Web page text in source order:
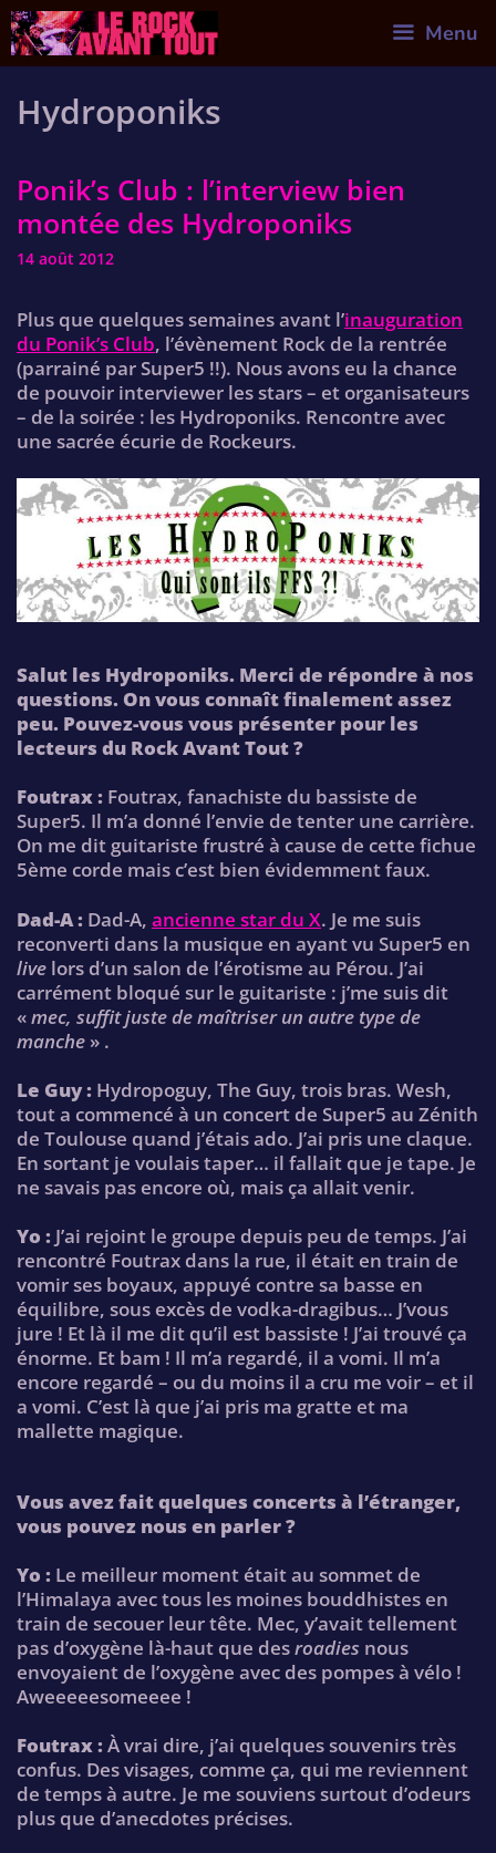
Skip
to
content
Menu
Hydroponiks
Ponik’s Club : l’interview bien
montée des Hydroponiks
14 août 2012
Plus que quelques semaines avant l’inauguration
du Ponik’s Club, l’évènement Rock de la rentrée
(parrainé par Super5 !!). Nous avons eu la chance
de pouvoir interviewer les stars – et organisateurs
– de la soirée : les Hydroponiks. Rencontre avec
une sacrée écurie de Rockeurs.
Salut les Hydroponiks. Merci de répondre à nos
questions. On vous connaît finalement assez
peu. Pouvez-vous vous présenter pour les
lecteurs du Rock Avant Tout ?
Foutrax : Foutrax, fanachiste du bassiste de
Super5. Il m’a donné l’envie de tenter une carrière.
On me dit guitariste frustré à cause de cette fichue
5ème corde mais c’est bien évidemment faux.
Dad-A : Dad-A, ancienne star du X. Je me suis
reconverti dans la musique en ayant vu Super5 en
live lors d’un salon de l’érotisme au Pérou. J’ai
carrément bloqué sur le guitariste : j’me suis dit
«mec, suffit juste de maîtriser un autre type de
manche » .
Le Guy : Hydropoguy, The Guy, trois bras. Wesh,
tout a commencé à un concert de Super5 au Zénith
de Toulouse quand j’étais ado. J’ai pris une claque.
En sortant je voulais taper… il fallait que je tape. Je
ne savais pas encore où, mais ça allait venir.
Yo : J’ai rejoint le groupe depuis peu de temps. J’ai
rencontré Foutrax dans la rue, il était en train de
vomir ses boyaux, appuyé contre sa basse en
équilibre, sous excès de vodka-dragibus… J’vous
jure ! Et là il me dit qu’il est bassiste ! J’ai trouvé ça
énorme. Et bam ! Il m’a regardé, il a vomi. Il m’a
encore regardé – ou du moins il a cru me voir – et il
a vomi. C’est là que j’ai pris ma gratte et ma
mallette magique.
Vous avez fait quelques concerts à l’étranger,
vous pouvez nous en parler ?
Yo : Le meilleur moment était au sommet de
l’Himalaya avec tous les moines bouddhistes en
train de secouer leur tête. Mec, y’avait tellement
pas d’oxygène là-haut que desroadies nous
envoyaient de l’oxygène avec des pompes à vélo !
Aweeeeesomeeee !
Foutrax : À vrai dire, j’ai quelques souvenirs très
confus. Des visages, comme ça, qui me reviennent
de temps à autre. Je me souviens surtout d’odeurs
plus que d’anecdotes précises.